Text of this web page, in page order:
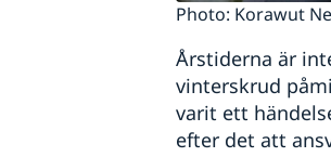
Photo: Korawut
Årstiderna är
vinterskrud
varit ett
efter det att